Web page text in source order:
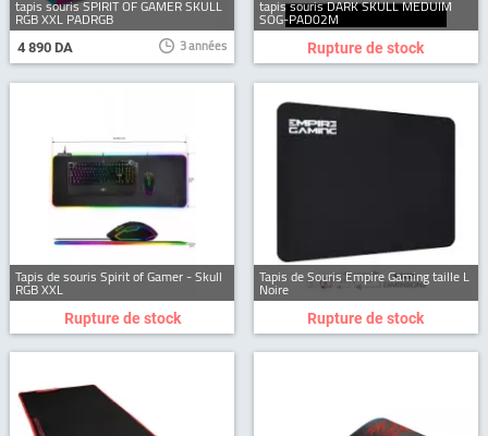
tapis souris SPIRIT OF GAMER SKULL
RGB XXL PADRGB
4 890 DA 3 années
tapis souris DARK SKULL MEDUIM
SOG-PAD02M
Rupture de stock
Tapis de souris Spirit of Gamer - Skull
RGB XXL
Rupture de stock
Tapis de Souris Empire Gaming taille L
Noire
Rupture de stock